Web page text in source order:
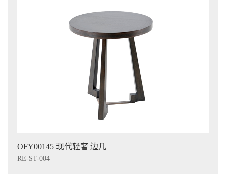
OFY00145 现代轻奢 边几
RE-ST-004